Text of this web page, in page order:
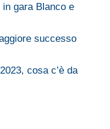
gara Blanco e
successo
cosa c’è da